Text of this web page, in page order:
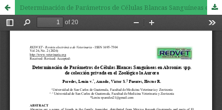
Determinación de Parámetros de Células Blancas Sanguíneas en Abronias spp. de colección privada en el Zoológico la Aurora